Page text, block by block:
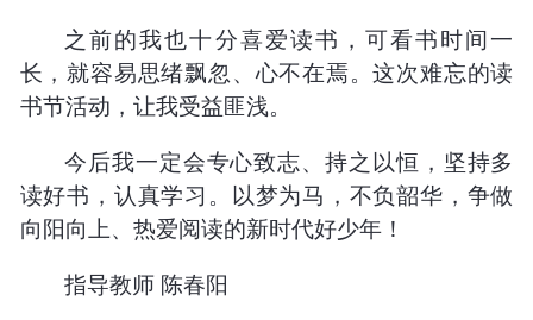
之前的我也十分喜爱读书，可看书时间一
长，就容易思绪飘忽、心不在焉。这次难忘的读
书节活动，让我受益匪浅。
今后我一定会专心致志、持之以恒，坚持多
读好书，认真学习。以梦为马，不负韶华，争做
向阳向上、热爱阅读的新时代好少年！
指导教师 陈春阳